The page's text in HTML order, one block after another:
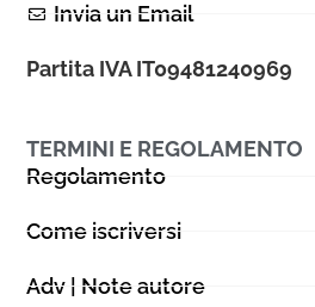
Invia un Email
Partita IVA IT09481240969
TERMINI E REGOLAMENTO
Regolamento
Come iscriversi
Adv | Note autore